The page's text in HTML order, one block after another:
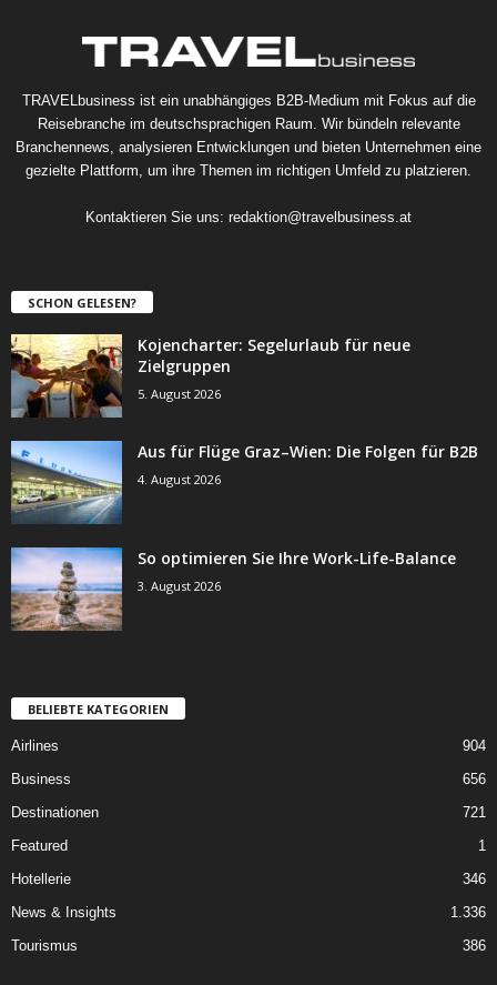
TRAVELbusiness ist ein unabhängiges B2B-Medium mit Fokus auf die
Reisebranche im deutschsprachigen Raum. Wir bündeln relevante
Branchennews, analysieren Entwicklungen und bieten Unternehmen eine
gezielte Plattform, um ihre Themen im richtigen Umfeld zu platzieren.
Kontaktieren Sie uns: redaktion@travelbusiness.at
SCHON GELESEN?
Kojencharter: Segelurlaub für neue
Zielgruppen
5. August 2026
Aus für Flüge Graz–Wien: Die Folgen für B2B
4. August 2026
So optimieren Sie Ihre Work-Life-Balance
3. August 2026
BELIEBTE KATEGORIEN
Airlines
904
Business
656
Destinationen
721
Featured
1
Hotellerie
346
News & Insights
1.336
Tourismus
386